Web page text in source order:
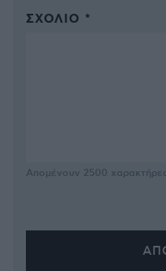
ΣΧΌΛΙΟ *
Απομένουν 2500 χαρακτήρες